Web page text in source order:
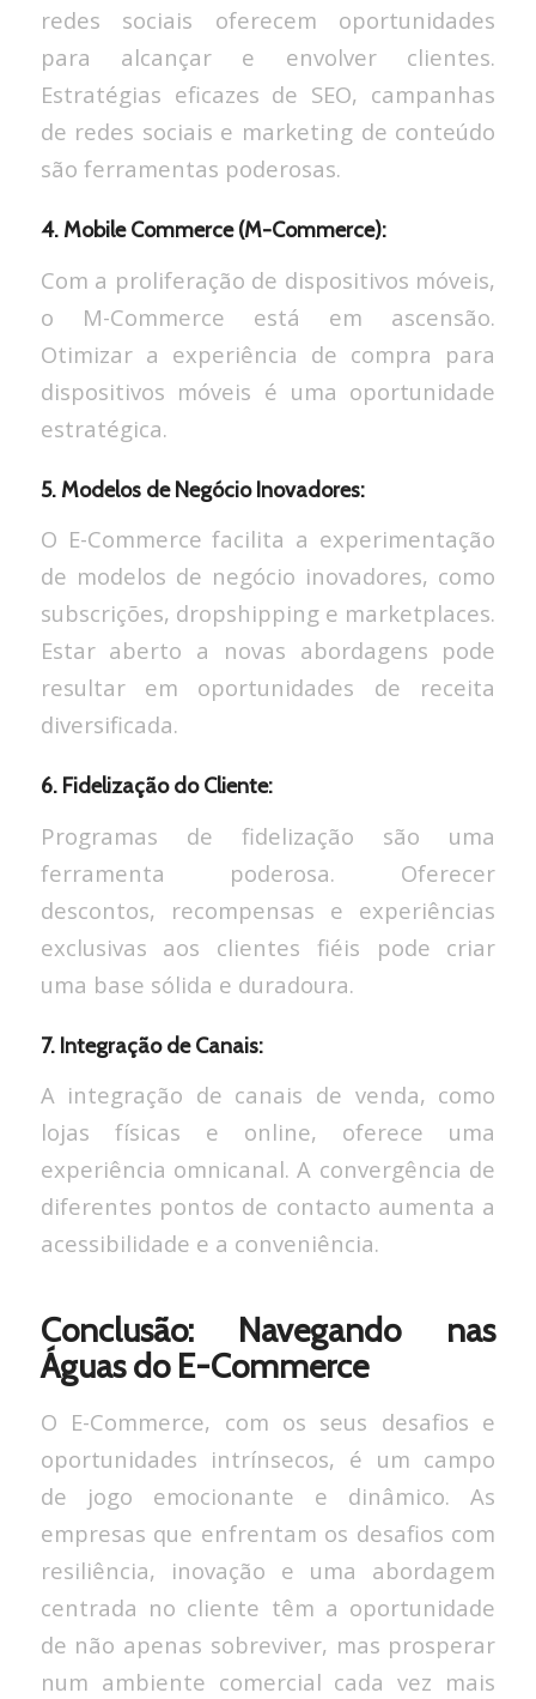
redes sociais oferecem oportunidades
para alcançar e envolver clientes.
Estratégias eficazes de SEO, campanhas
de redes sociais e marketing de conteúdo
são ferramentas poderosas.
4. Mobile Commerce (M-Commerce):
Com a proliferação de dispositivos móveis,
o M-Commerce está em ascensão.
Otimizar a experiência de compra para
dispositivos móveis é uma oportunidade
estratégica.
5. Modelos de Negócio Inovadores:
O E-Commerce facilita a experimentação
de modelos de negócio inovadores, como
subscrições, dropshipping e marketplaces.
Estar aberto a novas abordagens pode
resultar em oportunidades de receita
diversificada.
6. Fidelização do Cliente:
Programas de fidelização são uma
ferramenta poderosa. Oferecer
descontos, recompensas e experiências
exclusivas aos clientes fiéis pode criar
uma base sólida e duradoura.
7. Integração de Canais:
A integração de canais de venda, como
lojas físicas e online, oferece uma
experiência omnicanal. A convergência de
diferentes pontos de contacto aumenta a
acessibilidade e a conveniência.
Conclusão: Navegando nas
Águas do E-Commerce
O E-Commerce, com os seus desafios e
oportunidades intrínsecos, é um campo
de jogo emocionante e dinâmico. As
empresas que enfrentam os desafios com
resiliência, inovação e uma abordagem
centrada no cliente têm a oportunidade
de não apenas sobreviver, mas prosperar
num ambiente comercial cada vez mais